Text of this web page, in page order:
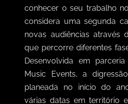
conhecer o seu trabalho
considera uma segunda
novas audiências através
que percorre diferentes
Desenvolvida em
Music Events, a
planeada no início do
várias datas em território